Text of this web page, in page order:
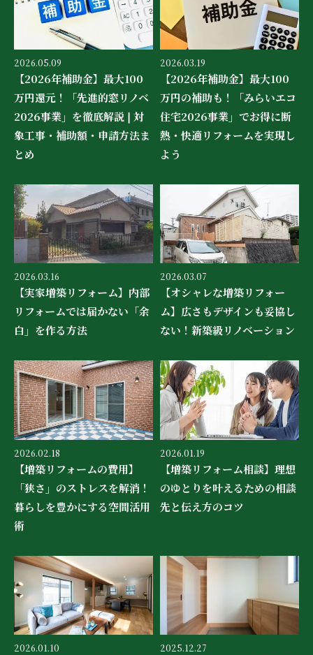
2026.05.09
【2026年補助金】最大100
万円還元！「先進的窓リノベ
2026事業」を徹底解説❘対
象工事・補助額・申請方法ま
とめ
2026.03.19
【2026年補助金】最大100
万円の補助も！「みらいエコ
住宅2026事業」でお得に断
熱・快適リフォームを実現し
よう
2026.03.16
【実家増築リフォーム】内部
リフォームでは届かない「余
白」を作る方法
2026.03.07
【オシャレな増築リフォー
ム】広さもデザインも妥協し
ない！新築級リノベーション
2026.02.18
【増築リフォームの費用】
「狭さ」のストレスを解消！
暮らしを豊かにする空間活用
術
2026.01.19
【増築リフォーム相談】理想
のゆとりを叶えるための相談
先と伝え方のコツ
2026.01.10 2025.12.27